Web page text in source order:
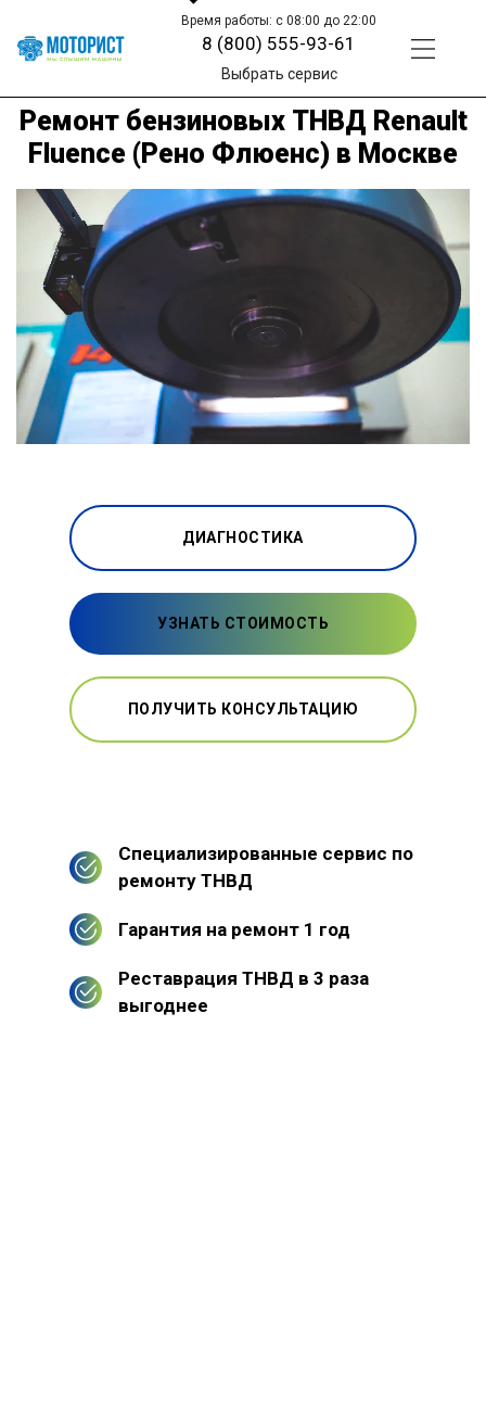
Время работы: с 08:00 до 22:00
8 (800) 555-93-61
Выбрать сервис
Ремонт бензиновых ТНВД Renault
Fluence (Рено Флюенс) в Москве
ДИАГНОСТИКА
УЗНАТЬ СТОИМОСТЬ
ПОЛУЧИТЬ КОНСУЛЬТАЦИЮ
Специализированные сервис по
ремонту ТНВД
Гарантия на ремонт 1 год
Реставрация ТНВД в 3 раза
выгоднее